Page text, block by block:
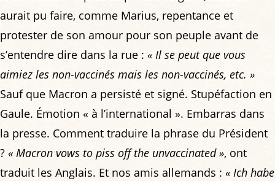
aurait pu faire, comme Marius, repentance et
protester de son amour pour son peuple avant de
s’entendre dire dans la rue : « Il se peut que vous
aimiez les non-vaccinés mais les non-vaccinés, etc. »
Sauf que Macron a persisté et signé. Stupéfaction en
Gaule. Émotion « à l’international ». Embarras dans
la presse. Comment traduire la phrase du Président
? « Macron vows to piss off the unvaccinated », ont
traduit les Anglais. Et nos amis allemands : « Ich habe